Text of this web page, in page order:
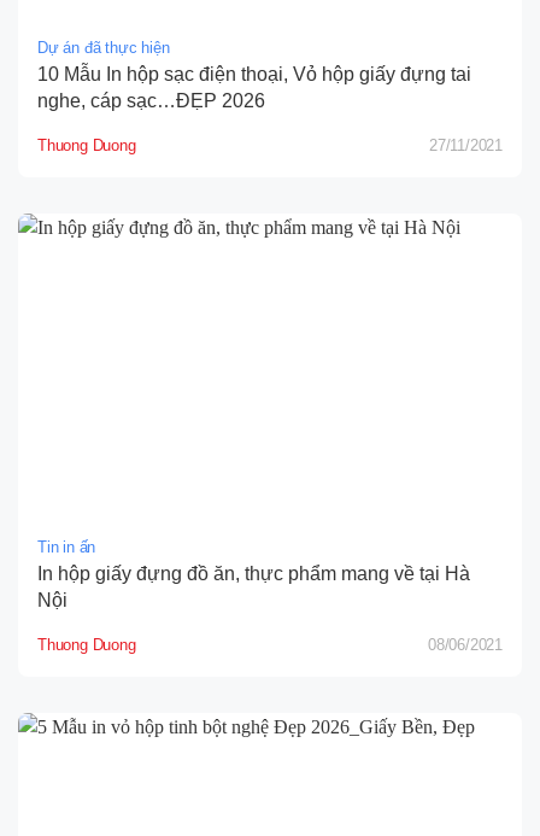
Dự án đã thực hiện
10 Mẫu In hộp sạc điện thoại, Vỏ hộp giấy đựng tai
nghe, cáp sạc…ĐẸP 2026
Thuong Duong 27/11/2021
Tin in ấn
In hộp giấy đựng đồ ăn, thực phẩm mang về tại Hà
Nội
Thuong Duong 08/06/2021